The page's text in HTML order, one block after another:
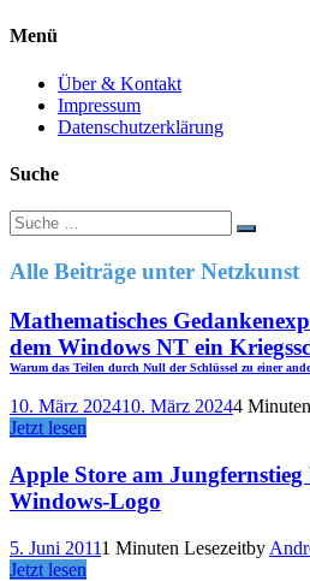
Menü
Über & Kontakt
Impressum
Datenschutzerklärung
Suche
Suche
nach:
Alle Beiträge unter Netzkunst
Mathematisches
dem Windows NT ein
Warum das Teilen durch Null der Schlüssel zu einer
10. März 202410. März 20244
Jetzt lesen
Apple Store am
Windows-Logo
5. Juni 20111 Minuten Lesezeitby
Jetzt lesen